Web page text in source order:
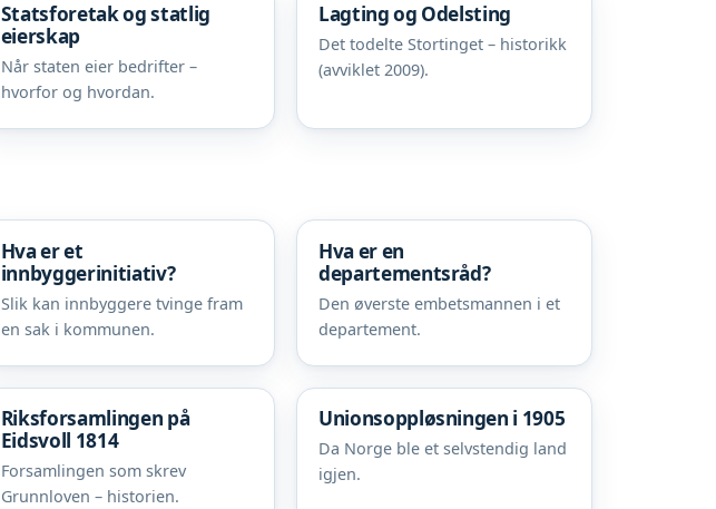
Statsforetak og statlig
eierskap
Når staten eier bedrifter –
hvorfor og hvordan.
Lagting og Odelsting
Det todelte Stortinget – historikk
(avviklet 2009).
Hva er et
innbyggerinitiativ?
Slik kan innbyggere tvinge fram
en sak i kommunen.
Hva er en
departementsråd?
Den øverste embetsmannen i et
departement.
Riksforsamlingen på
Eidsvoll 1814
Forsamlingen som skrev
Grunnloven – historien.
Unionsoppløsningen i 1905
Da Norge ble et selvstendig land
igjen.